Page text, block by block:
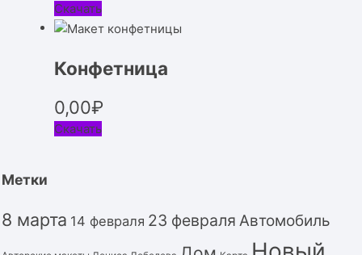
Скачать
Конфетница
0,00₽
Скачать
Метки
8 марта 14 февраля 23 февраля Автомобиль